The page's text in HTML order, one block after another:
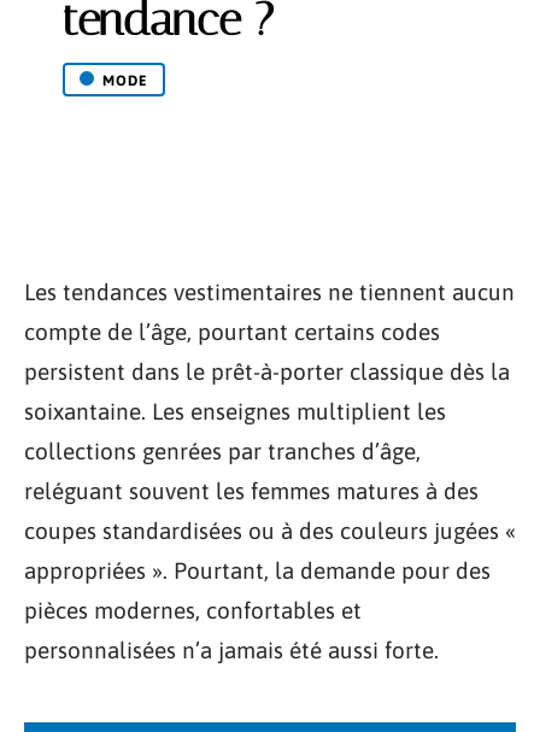
tendance ?
MODE
Les tendances vestimentaires ne tiennent aucun
compte de l’âge, pourtant certains codes
persistent dans le prêt-à-porter classique dès la
soixantaine. Les enseignes multiplient les
collections genrées par tranches d’âge,
reléguant souvent les femmes matures à des
coupes standardisées ou à des couleurs jugées «
appropriées ». Pourtant, la demande pour des
pièces modernes, confortables et
personnalisées n’a jamais été aussi forte.